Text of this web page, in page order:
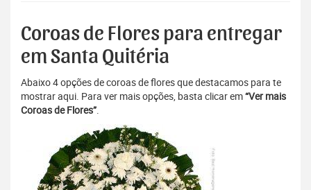
Coroas de Flores para entregar
em Santa Quitéria
Abaixo 4 opções de coroas de flores que destacamos para te
mostrar aqui. Para ver mais opções, basta clicar em“Ver mais
Coroas de Flores”.